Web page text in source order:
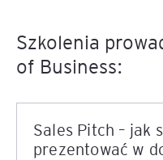
Szkolenia
of Business:
Sales Pitch – jak
prezentować w